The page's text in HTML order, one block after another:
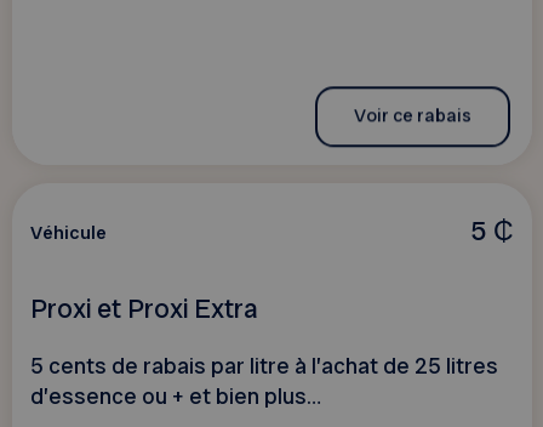
Voir ce rabais
5 ₵
Véhicule
Proxi et Proxi Extra
5 cents de rabais par litre à l’achat de 25 litres
d’essence ou + et bien plus…